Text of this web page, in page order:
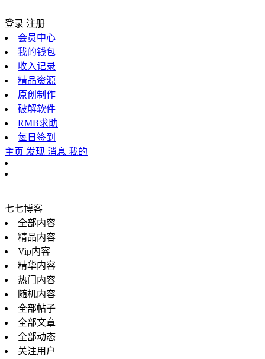
登录 注册
会员中心
我的钱包
收入记录
精品资源
原创制作
破解软件
RMB求助
每日签到
主页 发现 消息 我的
七七博客
全部内容
精品内容
Vip内容
精华内容
热门内容
随机内容
全部帖子
全部文章
全部动态
关注用户